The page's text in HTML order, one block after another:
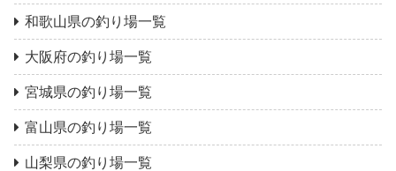
和歌山県の釣り場一覧
大阪府の釣り場一覧
宮城県の釣り場一覧
富山県の釣り場一覧
山梨県の釣り場一覧